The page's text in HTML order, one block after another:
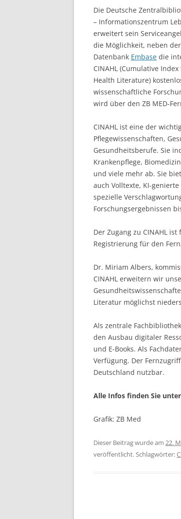
Die Deutsche
– Infor­mations­zentrum
erweitert sein
die Möglichkeit, neben
Datenbank Embase die
CINAHL (Cumulative
Health Literature)
wissenschaftliche
wird über den ZB MED-
CINAHL ist eine der
Pflegewissenschaften,
Gesundheitsberufe. Sie
Krankenpflege,
und viele mehr ab. Sie
auch Volltexte, KI-
spezielle
Forschungsergebnissen
Der Zugang zu CINAHL
Registrierung für den
Dr. Miriam Albers,
CINAHL erweitern wir
Literatur möglichst
Als zentrale
den Ausbau digitaler
und E-Books. Als
Verfügung. Der
Deutschland nutzbar.
Alle Infos finden Sie unter
Grafik: ZB Med
Dieser Beitrag wurde am 22.
veröffentlicht. Schlagwörter: